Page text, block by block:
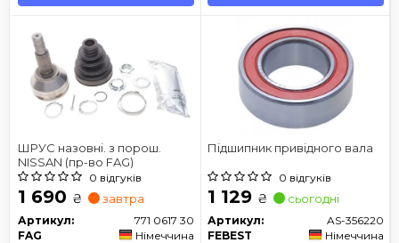
ШРУС назовні. з порош.
NISSAN (пр-во FAG)
0 відгуків
1 690 ₴ завтра
Артикул:
771 0617 30
FAG
Німеччина
Підшипник привідного вала
0 відгуків
1 129 ₴ сьогодні
Артикул:
AS-356220
FEBEST
Німеччина